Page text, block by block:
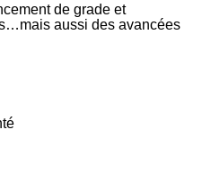
de grade et
aussi des avancées